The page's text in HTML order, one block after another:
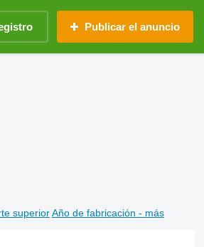
Publicar el anuncio
superior Año de fabricación - más